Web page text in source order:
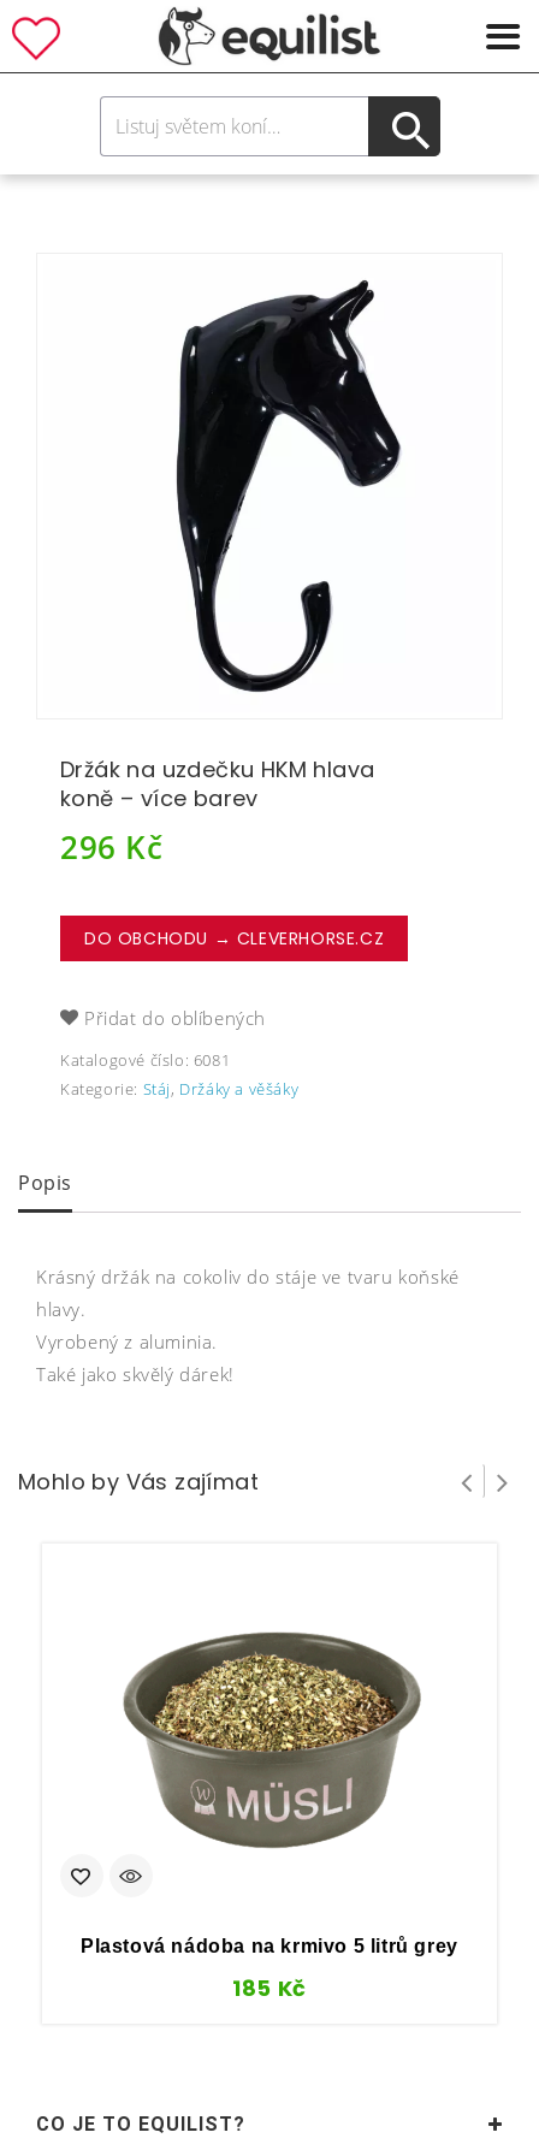
Držák na uzdečku HKM hlava
koně – více barev
296 Kč
DO OBCHODU → CLEVERHORSE.CZ
Přidat do oblíbených
Katalogové číslo: 6081
Kategorie: Stáj, Držáky a věšáky
Popis
Krásný držák na cokoliv do stáje ve tvaru koňské
hlavy.
Vyrobený z aluminia.
Také jako skvělý dárek!
Mohlo by Vás zajímat
Plastová nádoba na krmivo 5 litrů grey
185 Kč
CO JE TO EQUILIST?